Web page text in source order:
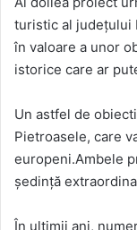
turistic al judeţului
în valoare a unor
istorice care ar
Un astfel de
Pietroasele, care
europeni.Ambele
şedinţă
În ultimii ani,